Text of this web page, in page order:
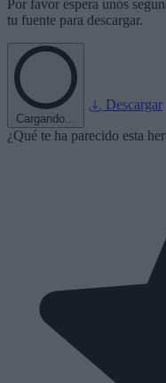
Por favor espera unos
tu fuente para descargar.
Cargando...
Descargar
¿Qué te ha parecido esta